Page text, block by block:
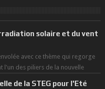
solaire et du vent
avec ce thème qui regorge
l'un des piliers de la nouvelle
de la STEG pour l'Eté